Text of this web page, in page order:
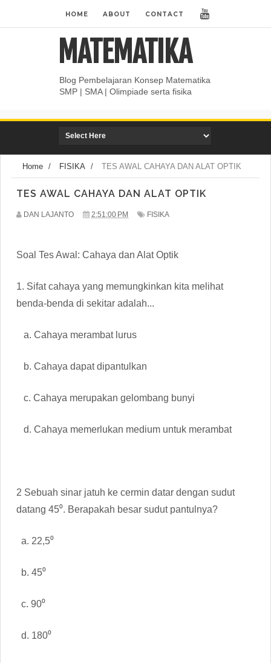
HOME ABOUT CONTACT
MATEMATIKA
Blog Pembelajaran Konsep Matematika
SMP | SMA | Olimpiade serta fisika
Home / FISIKA / TES AWAL CAHAYA DAN ALAT OPTIK
TES AWAL CAHAYA DAN ALAT OPTIK
DAN LAJANTO 2:51:00 PM FISIKA
Soal Tes Awal: Cahaya dan Alat Optik
1. Sifat cahaya yang memungkinkan kita melihat
benda-benda di sekitar adalah...
a. Cahaya merambat lurus
b. Cahaya dapat dipantulkan
c. Cahaya merupakan gelombang bunyi
d. Cahaya memerlukan medium untuk merambat
2 Sebuah sinar jatuh ke cermin datar dengan sudut
datang 45⁰. Berapakah besar sudut pantulnya?
a. 22,5⁰
b. 45⁰
c. 90⁰
d. 180⁰